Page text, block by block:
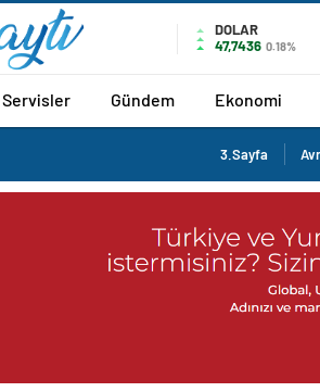
DOLAR
47,7436 0.18%
Servisler Gündem Ekonomi
3.Sayfa